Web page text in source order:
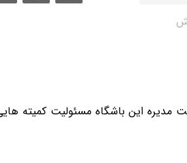
مدیره این باشگاه مسئولیت کمیته